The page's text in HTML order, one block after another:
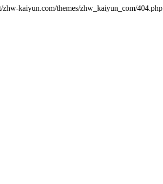
kaiyun.com/themes/zhw_kaiyun_com/404.php